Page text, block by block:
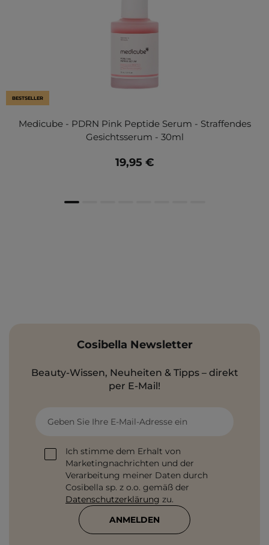
BESTSELLER
Medicube - PDRN Pink Peptide Serum - Straffendes
Gesichtsserum - 30ml
19,95 €
Cosibella Newsletter
Beauty-Wissen, Neuheiten & Tipps – direkt
per E-Mail!
Geben Sie Ihre E-Mail-Adresse ein
Ich stimme dem Erhalt von
Marketingnachrichten und der
Verarbeitung meiner Daten durch
Cosibella sp. z o.o. gemäß der
Datenschutzerklärung zu.
ANMELDEN